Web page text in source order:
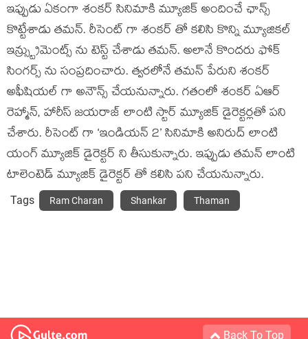
ఇప్పుడు ఏకంగా శంకర్ సినిమాకి మ్యూజిక్ అందించే ఛాన్స్
కొట్టేశాడు తమన్. రీసెంట్ గా శంకర్ తో కలిసి కొన్ని మ్యూజికల్
ఇన్స్ట్రుమెంట్స్ ను టెస్ట్ చేశాడు తమన్. అలానే కొందరు ఫోక్
సింగర్స్ ను సంప్రదించారు. త్వరలోనే తమన్ పేరుని శంకర్
అఫీషియల్ గా అనౌన్స్ చేయనున్నారు. గతంలో శంకర్ ఏఆర్
రెహ్మాన్, హారీస్ జయరాజ్ లాంటి స్టార్ మ్యూజిక్ డైరెక్టర్లతో పని
చేశారు. రీసెంట్ గా ‘ఇండియన్ 2’ సినిమాకి అనిరుద్ లాంటి
యంగ్ మ్యూజిక్ డైరెక్టర్ ని తీసుకున్నారు. ఇప్పుడు తమన్ లాంటి
టాలెంటెడ్ మ్యూజిక్ డైరెక్టర్ తో కలిసి పని చేయనున్నారు.
Tags Ram Charan Shankar Thaman
Back To Top